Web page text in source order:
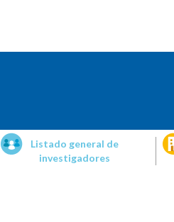
Listado general de
investigadores